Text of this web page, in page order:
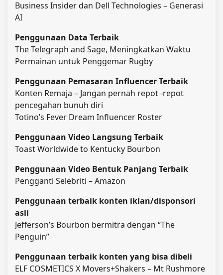
Business Insider dan Dell Technologies – Generasi
AI
Penggunaan Data Terbaik
The Telegraph and Sage, Meningkatkan Waktu
Permainan untuk Penggemar Rugby
Penggunaan Pemasaran Influencer Terbaik
Konten Remaja – Jangan pernah repot -repot
pencegahan bunuh diri
Totino’s Fever Dream Influencer Roster
Penggunaan Video Langsung Terbaik
Toast Worldwide to Kentucky Bourbon
Penggunaan Video Bentuk Panjang Terbaik
Pengganti Selebriti – Amazon
Penggunaan terbaik konten iklan/disponsori
asli
Jefferson’s Bourbon bermitra dengan “The
Penguin”
Penggunaan terbaik konten yang bisa dibeli
ELF COSMETICS X Movers+Shakers – Mt Rushmore